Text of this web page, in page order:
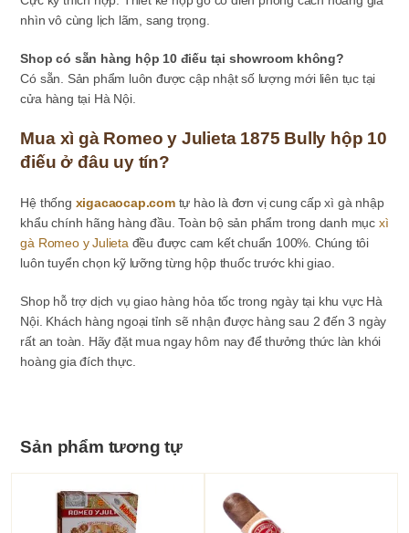
nhìn vô cùng lịch lãm, sang trọng.
Shop có sẵn hàng hộp 10 điếu tại showroom không?
Có sẵn. Sản phẩm luôn được cập nhật số lượng mới liên tục tại
cửa hàng tại Hà Nội.
Mua xì gà Romeo y Julieta 1875 Bully hộp 10
điếu ở đâu uy tín?
Hệ thống xigacaocap.comtự hào là đơn vị cung cấp xì gà nhập
khẩu chính hãng hàng đầu. Toàn bộ sản phẩm trong danh mục xì
gà Romeo y Julieta đều được cam kết chuẩn 100%. Chúng tôi
luôn tuyển chọn kỹ lưỡng từng hộp thuốc trước khi giao.
Shop hỗ trợ dịch vụ giao hàng hỏa tốc trong ngày tại khu vực Hà
Nội. Khách hàng ngoại tỉnh sẽ nhận được hàng sau 2 đến 3 ngày
rất an toàn. Hãy đặt mua ngay hôm nay để thưởng thức làn khói
hoàng gia đích thực.
Sản phẩm tương tự